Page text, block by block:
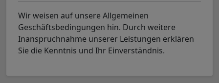
Wir weisen auf unsere Allgemeinen
Geschäftsbedingungen hin. Durch weitere
Inanspruchnahme unserer Leistungen erklären
Sie die Kenntnis und Ihr Einverständnis.